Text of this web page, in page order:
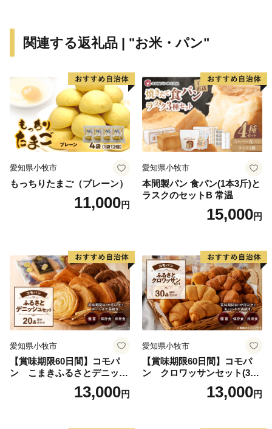
関連する返礼品 | "お米・パン"
愛知県小牧市
もっちりたまご（プレーン）
11,000円
愛知県小牧市
本間製パン 食パン(1本3斤)と
ラスクのセットB 常温
15,000円
愛知県小牧市
【賞味期限60日間】コモパ
ン こまきふるさとデニッシ
ュセット（20個入り）／災害
用備蓄 保存食 非常食 防災グ
13,000円
愛知県小牧市
【賞味期限60日間】コモパ
ン クロワッサンセット(30
個入り)／災害用備蓄 保存食
非常食 防災グッズにも
13,000円